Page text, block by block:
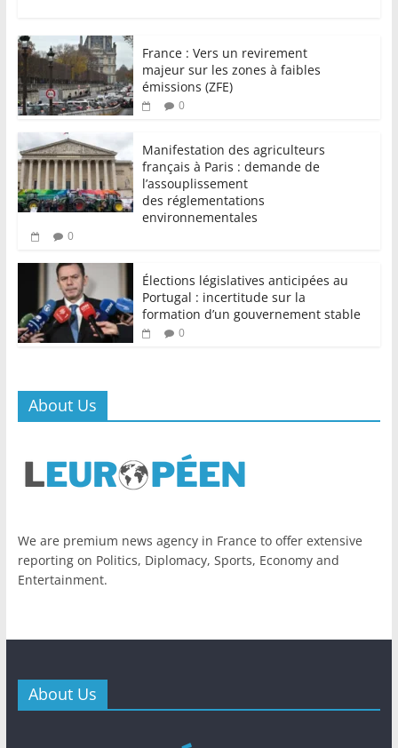
France : Vers un revirement
majeur sur les zones à faibles
émissions (ZFE)
0
Manifestation des agriculteurs
français à Paris : demande de
l’assouplissement
des réglementations
environnementales
0
Élections législatives anticipées au
Portugal : incertitude sur la
formation d’un gouvernement stable
0
About Us
We are premium news agency in France to offer extensive
reporting on Politics, Diplomacy, Sports, Economy and
Entertainment.
About Us